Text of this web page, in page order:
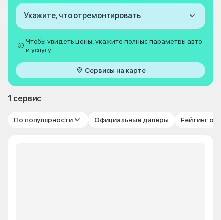
Укажите, что отремонтировать
Чтобы увидеть цены, укажите полные параметры авто
и услугу
Сервисы на карте
1 сервис
По популярности Официальные дилеры Рейтинг